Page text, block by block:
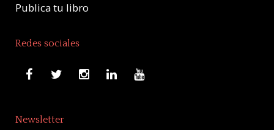
Publica tu libro
Redes sociales
Newsletter